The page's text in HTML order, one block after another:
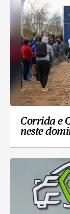
Corrida e
neste